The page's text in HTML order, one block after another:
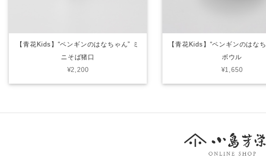
【青花Kids】“ペンギンのはなちゃん” ミ
ニそば猪口
¥2,200
【青花Kids】“ペンギンのはな
ボウル
¥1,650